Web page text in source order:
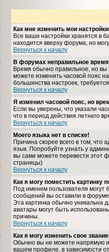
Как мне изменить мои
Все ваши настройки хранятся в
находится вверху форума, но
Вернуться к началу
В форумах неправильное
Время обычно правильное, но вы
можете изменить часовой пояс
большинства настроек,
Вернуться к началу
Я изменил часовой пояс, но
Если вы уверены, что указали
что в период действия летнего
Вернуться к началу
Моего языка нет в списке!
Причина скорее всего в том,
язык. Попробуйте узнать у
вы сами можете перевести этот
страницы)
Вернуться к началу
Как я могу поместить картинку
Под именем пользователя могут
сообщений вы оставили в
Эта картинка обычно уникальна
аватары могут быть
причины.
Вернуться к началу
Как я могу изменить свое
Обычно вы не можете напрямую
вашем профиле, в зависимости